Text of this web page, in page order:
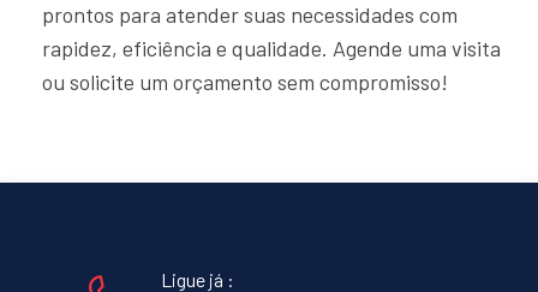
prontos para atender suas necessidades com
rapidez, eficiência e qualidade. Agende uma visita
ou solicite um orçamento sem compromisso!
Ligue já :